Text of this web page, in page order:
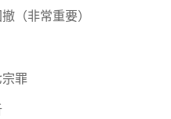
（非常重要）
宗罪